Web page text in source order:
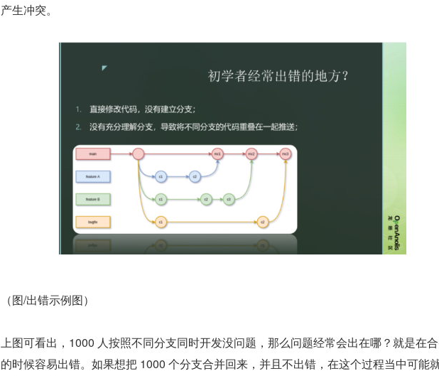
产生冲突。
（图/出错示例图）
上图可看出，1000 人按照不同分支同时开发没问题，那么问题经常会出在哪？就是在
的时候容易出错。如果想把 1000 个分支合并回来，并且不出错，在这个过程当中可能